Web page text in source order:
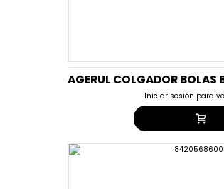
Iniciar sesión para